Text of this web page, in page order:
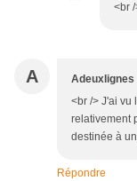
<br
A Adeuxlignes
<br /> J'ai vu
relativement
destinée à
Répondre